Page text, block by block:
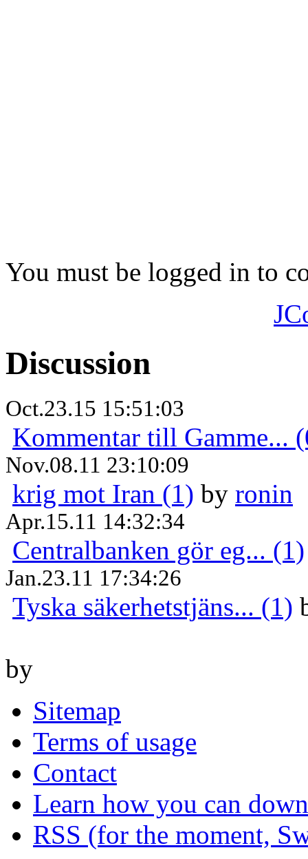
You must be logged in to
Discussion
Oct.23.15 15:51:03
Kommentar till Gamme...
Nov.08.11 23:10:09
krig mot Iran (1) by ronin
Apr.15.11 14:32:34
Centralbanken gör eg... (1)
Jan.23.11 17:34:26
Tyska säkerhetstjäns... (1)
by
Sitemap
Terms of usage
Contact
Learn how you can
RSS (for the moment,